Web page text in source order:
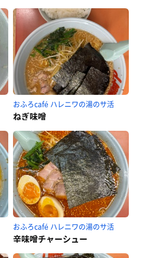
おふろcafé ハレニワの湯のサ活
ねぎ味噌
おふろcafé ハレニワの湯のサ活
辛味噌チャーシュー